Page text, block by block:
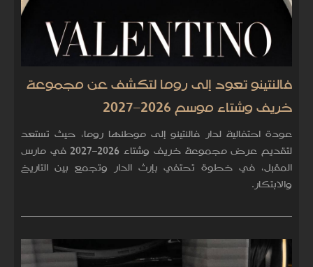
فالنتينو تعود إلى روما لتكشف عن مجموعة
خريف وشتاء موسم 2026–2027
عودة احتفالية لدار فالنتينو إلى موطنها روما، حيث تستعد
لتقديم عرض مجموعة خريف وشتاء 2026–2027 في مارس
المقبل، في خطوة تحتفي بإرث الدار وتجمع بين التاريخ
والابتكار.